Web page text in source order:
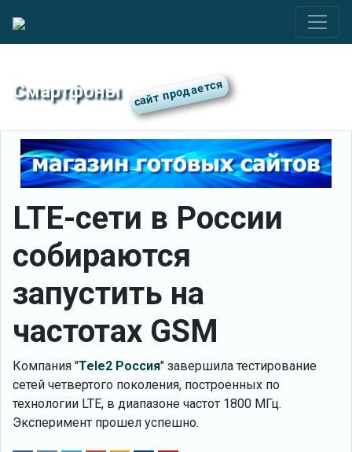
Смартфоны
LTE-сети в России
собираются
запустить на
частотах GSM
Компания "Tele2 Россия" завершила тестирование
сетей четвертого поколения, построенных по
технологии LTE, в диапазоне частот 1800 МГц.
Эксперимент прошел успешно.